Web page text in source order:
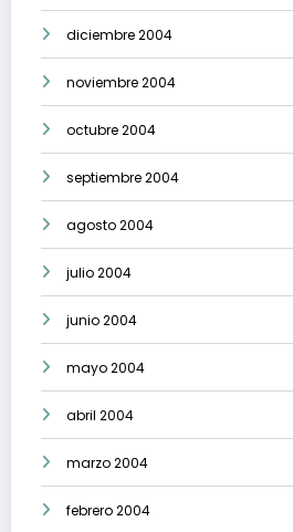
diciembre 2004
noviembre 2004
octubre 2004
septiembre 2004
agosto 2004
julio 2004
junio 2004
mayo 2004
abril 2004
marzo 2004
febrero 2004